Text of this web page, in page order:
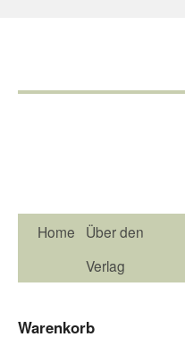
Home
Über den
Verlag
Warenkorb